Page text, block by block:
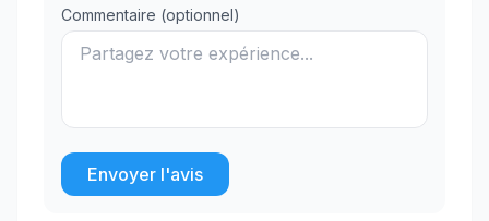
Commentaire (optionnel)
Envoyer l'avis